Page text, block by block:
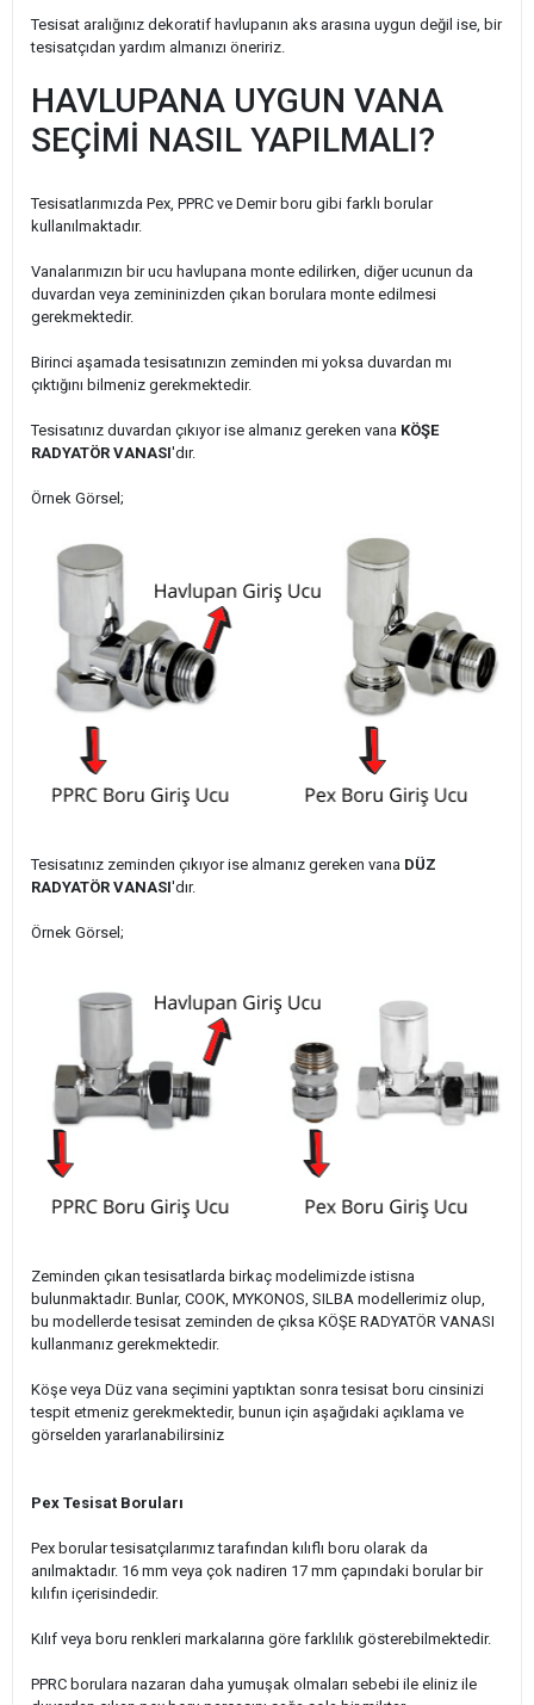
Tesisat aralığınız dekoratif havlupanın aks arasına uygun değil ise, bir
tesisatçıdan yardım almanızı öneririz.
HAVLUPANA UYGUN VANA
SEÇİMİ NASIL YAPILMALI?
Tesisatlarımızda Pex, PPRC ve Demir boru gibi farklı borular
kullanılmaktadır.
Vanalarımızın bir ucu havlupana monte edilirken, diğer ucunun da
duvardan veya zemininizden çıkan borulara monte edilmesi
gerekmektedir.
Birinci aşamada tesisatınızın zeminden mi yoksa duvardan mı
çıktığını bilmeniz gerekmektedir.
Tesisatınız duvardan çıkıyor ise almanız gereken vana KÖŞE
RADYATÖR VANASI'dır.
Örnek Görsel;
Tesisatınız zeminden çıkıyor ise almanız gereken vana DÜZ
RADYATÖR VANASI'dır.
Örnek Görsel;
Zeminden çıkan tesisatlarda birkaç modelimizde istisna
bulunmaktadır. Bunlar, COOK, MYKONOS, SILBA modellerimiz olup,
bu modellerde tesisat zeminden de çıksa KÖŞE RADYATÖR VANASI
kullanmanız gerekmektedir.
Köşe veya Düz vana seçimini yaptıktan sonra tesisat boru cinsinizi
tespit etmeniz gerekmektedir, bunun için aşağıdaki açıklama ve
görselden yararlanabilirsiniz
Pex Tesisat Boruları
Pex borular tesisatçılarımız tarafından kılıflı boru olarak da
anılmaktadır. 16 mm veya çok nadiren 17 mm çapındaki borular bir
kılıfın içerisindedir.
Kılıf veya boru renkleri markalarına göre farklılık gösterebilmektedir.
PPRC borulara nazaran daha yumuşak olmaları sebebi ile eliniz ile